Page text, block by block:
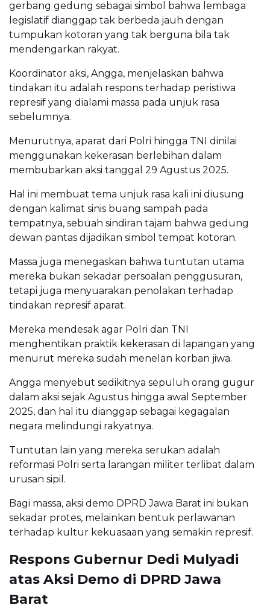
gerbang gedung sebagai simbol bahwa lembaga
legislatif dianggap tak berbeda jauh dengan
tumpukan kotoran yang tak berguna bila tak
mendengarkan rakyat.
Koordinator aksi, Angga, menjelaskan bahwa
tindakan itu adalah respons terhadap peristiwa
represif yang dialami massa pada unjuk rasa
sebelumnya.
Menurutnya, aparat dari Polri hingga TNI dinilai
menggunakan kekerasan berlebihan dalam
membubarkan aksi tanggal 29 Agustus 2025.
Hal ini membuat tema unjuk rasa kali ini diusung
dengan kalimat sinis buang sampah pada
tempatnya, sebuah sindiran tajam bahwa gedung
dewan pantas dijadikan simbol tempat kotoran.
Massa juga menegaskan bahwa tuntutan utama
mereka bukan sekadar persoalan penggusuran,
tetapi juga menyuarakan penolakan terhadap
tindakan represif aparat.
Mereka mendesak agar Polri dan TNI
menghentikan praktik kekerasan di lapangan yang
menurut mereka sudah menelan korban jiwa.
Angga menyebut sedikitnya sepuluh orang gugur
dalam aksi sejak Agustus hingga awal September
2025, dan hal itu dianggap sebagai kegagalan
negara melindungi rakyatnya.
Tuntutan lain yang mereka serukan adalah
reformasi Polri serta larangan militer terlibat dalam
urusan sipil.
Bagi massa, aksi demo DPRD Jawa Barat ini bukan
sekadar protes, melainkan bentuk perlawanan
terhadap kultur kekuasaan yang semakin represif.
Respons Gubernur Dedi Mulyadi
atas Aksi Demo di DPRD Jawa
Barat